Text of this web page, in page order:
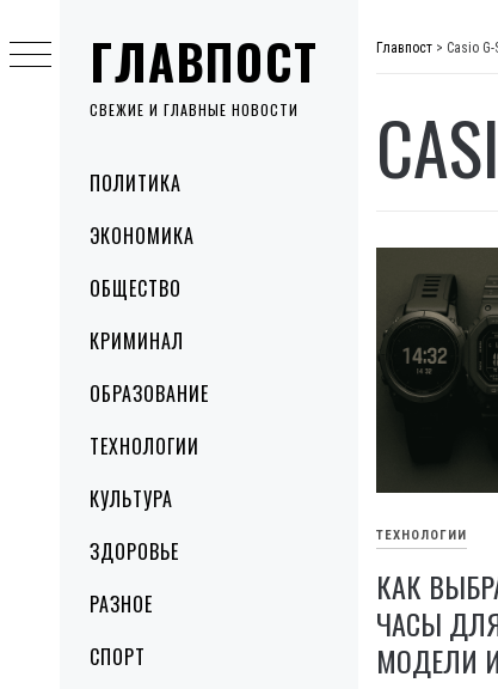
ГЛАВПОСТ
СВЕЖИЕ И ГЛАВНЫЕ НОВОСТИ
MenuПОЛИТИКА
ЭКОНОМИКА
ОБЩЕСТВО
КРИМИНАЛ
ОБРАЗОВАНИЕ
ТЕХНОЛОГИИ
КУЛЬТУРА
ЗДОРОВЬЕ
РАЗНОЕ
СПОРТ
to
content
Главпост > Casio
ТЕХНОЛОГИИ
КАК
ЧАСЫ
МОДЕЛИ